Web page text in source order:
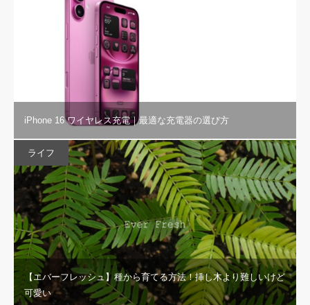
iPhone 16 ワイヤレス充電｜最適な充電器の選び方
ライフ
【エバーフレッシュ】種から育てる方法！挿し木より難しいけど
可愛い